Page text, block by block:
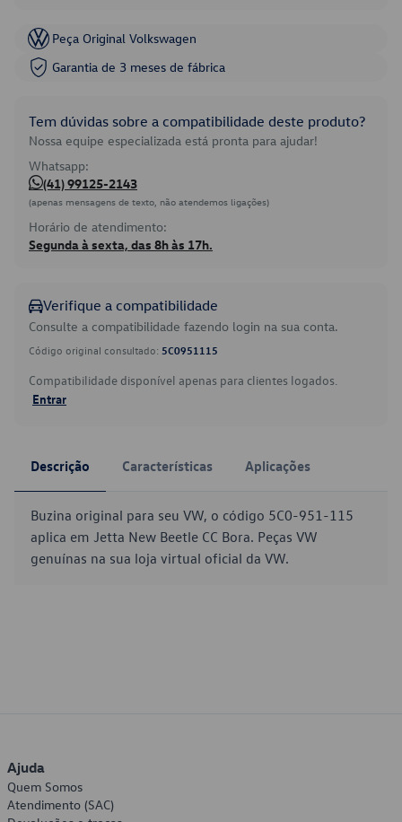
Peça Original Volkswagen
Garantia de 3 meses de fábrica
Tem dúvidas sobre a compatibilidade deste produto?
Nossa equipe especializada está pronta para ajudar!
Whatsapp:
(41) 99125-2143
(apenas mensagens de texto, não atendemos ligações)
Horário de atendimento:
Segunda à sexta, das 8h às 17h.
Verifique a compatibilidade
Consulte a compatibilidade fazendo login na sua conta.
Código original consultado: 5C0951115
Compatibilidade disponível apenas para clientes logados.
Entrar
Descrição Características Aplicações
Buzina original para seu VW, o código 5C0-951-115
aplica em Jetta New Beetle CC Bora. Peças VW
genuínas na sua loja virtual oficial da VW.
Ajuda
Quem Somos
Atendimento (SAC)